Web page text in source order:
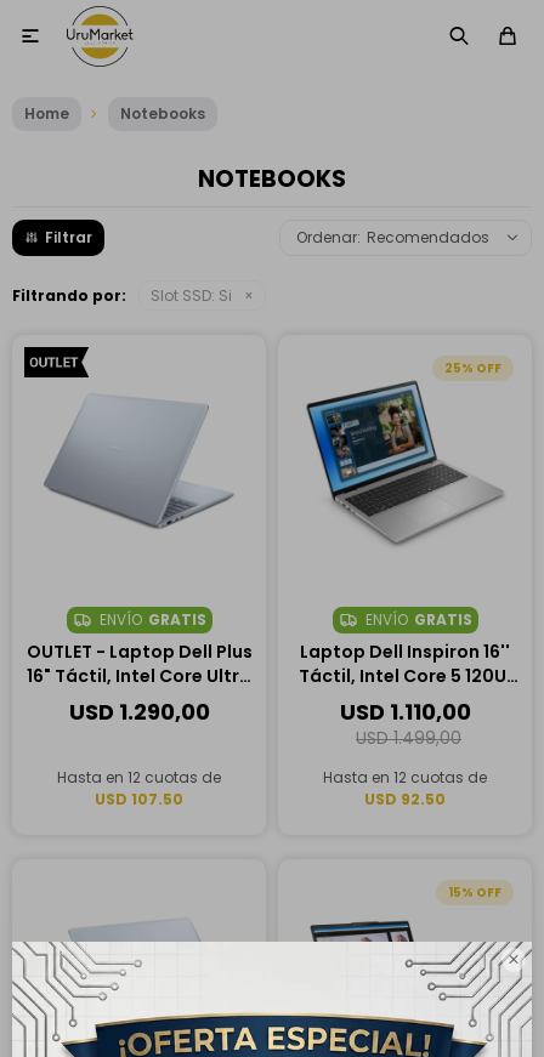


Home Notebooks
NOTEBOOKS
Recomendados
Filtrando por: Slot SSD: Si
ENVÍO GRATIS
OUTLET - Laptop Dell Plus
16" Táctil, Intel Core Ultra
7 258V, 32GB RAM, 1TB
SSD
USD 1.290,00
Hasta en 12 cuotas de
USD 107.50
25
ENVÍO GRATIS
Laptop Dell Inspiron 16''
Táctil, Intel Core 5 120U,
16GB RAM, 1TB SSD
USD 1.110,00
USD 1.499,00
Hasta en 12 cuotas de
USD 92.50
15